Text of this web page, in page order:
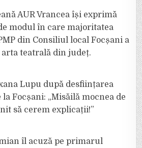
AUR Vrancea își exprimă
modul în care majoritatea
din Consiliul local Focșani a
teatrală din județ.
Lupu după desființarea
Focșani: „Misăilă mocnea de
să cerem explicații!”
îl acuză pe primarul